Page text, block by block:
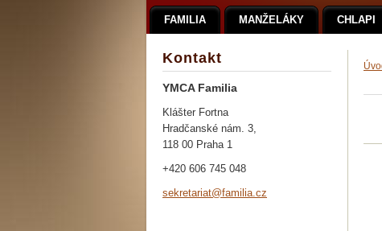
Kontakt
YMCA Familia
Klášter Fortna
Hradčanské nám. 3,
118 00 Praha 1
+420 606 745 048
sekretariat@fami lia.cz
FAMILIA MANŽELÁKY CHLAPI